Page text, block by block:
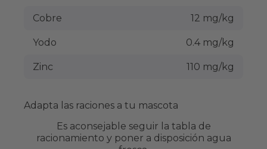
Cobre 12 mg/kg
Yodo 0.4 mg/kg
Zinc 110 mg/kg
Adapta las raciones a tu mascota
Es aconsejable seguir la tabla de
racionamiento y poner a disposición agua